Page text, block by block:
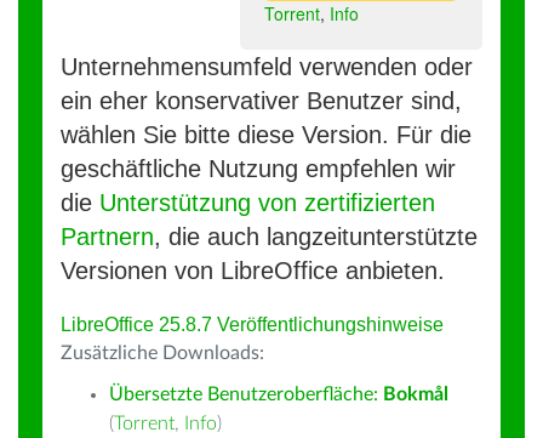
Torrent, Info
Unternehmensumfeld verwenden oder
ein eher konservativer Benutzer sind,
wählen Sie bitte diese Version. Für die
geschäftliche Nutzung empfehlen wir
die Unterstützung von zertifizierten
Partnern, die auch langzeitunterstützte
Versionen von LibreOffice anbieten.
LibreOffice 25.8.7 Veröffentlichungshinweise
Zusätzliche Downloads:
Übersetzte Benutzeroberfläche: Bokmål
(Torrent, Info)